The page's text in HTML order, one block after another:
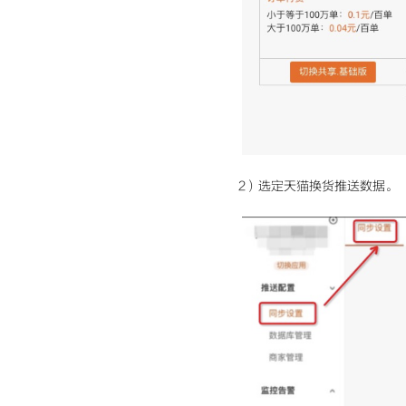
2）选定天猫换货推送数据。